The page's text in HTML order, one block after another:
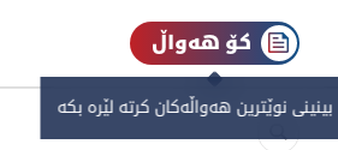
کۆ هەواڵ
نوێترین هەواڵەکان کرتە لێرە بکە